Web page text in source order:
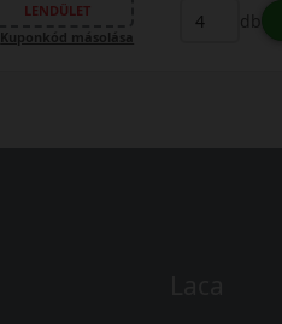
LENDÜLET
Kuponkód másolása
db